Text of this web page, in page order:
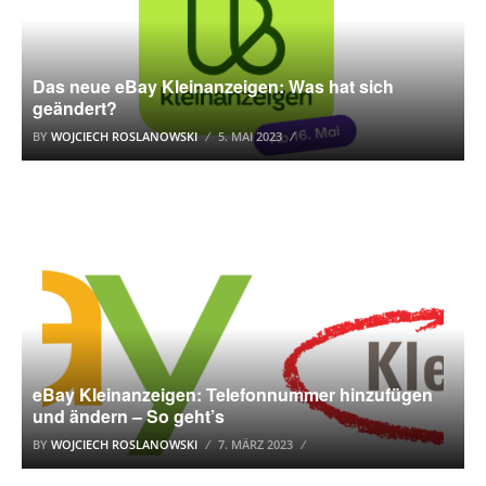
Das neue eBay Kleinanzeigen: Was hat sich
geändert?
BY WOJCIECH ROSLANOWSKI 5. MAI 2023
eBay Kleinanzeigen: Telefonnummer hinzufügen
und ändern – So geht’s
BY WOJCIECH ROSLANOWSKI 7. MÄRZ 2023